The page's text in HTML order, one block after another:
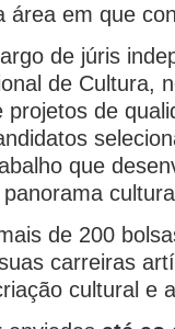
área em que
de júris
de Cultura,
de
que
de 200
carreiras
cultural e